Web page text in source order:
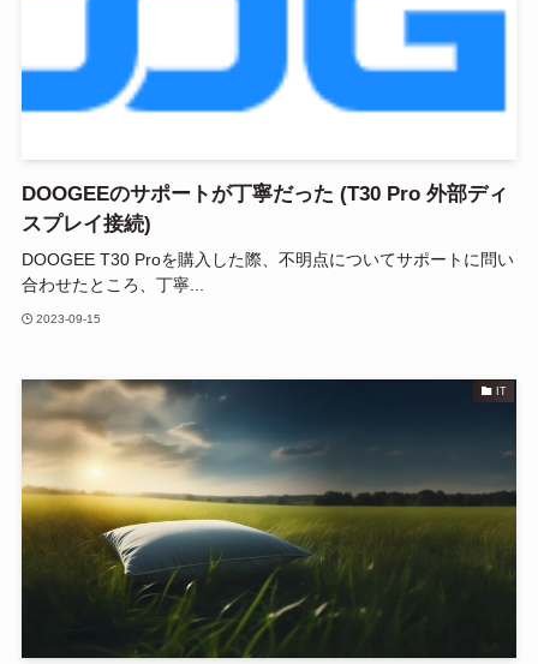
DOOGEEのサポートが丁寧だった (T30 Pro 外部ディ
スプレイ接続)
DOOGEE T30 Proを購入した際、不明点についてサポートに問い
合わせたところ、丁寧...
2023-09-15
IT